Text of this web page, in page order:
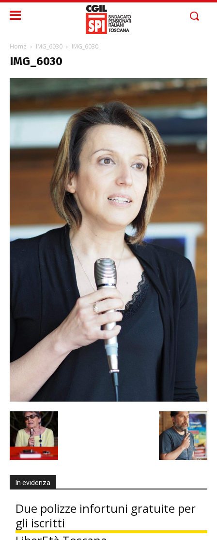
Home IMG_6030 IMG_6030
IMG_6030
In evidenza
Due polizze infortuni gratuite per
gli iscritti